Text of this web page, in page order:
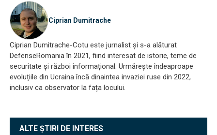
Ciprian Dumitrache
Ciprian Dumitrache-Cotu este jurnalist și s-a alăturat
DefenseRomania în 2021, fiind interesat de istorie, teme de
securitate și război informațional. Urmărește îndeaproape
evoluțiile din Ucraina încă dinaintea invaziei ruse din 2022,
inclusiv ca observator la fața locului.
ALTE ȘTIRI DE INTERES